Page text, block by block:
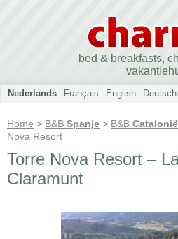
bed & breakfasts,
Nederlands Français English Deutsch
Home > B&B Spanje > B&B Catalonië
Nova Resort
Torre Nova Resort –
Claramunt